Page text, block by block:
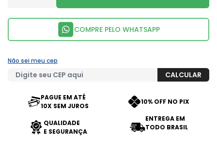
COMPRE PELO WHATSAPP
Não sei meu cep
PAGUE EM ATÉ
10X SEM JUROS
10% OFF NO PIX
QUALIDADE
E SEGURANÇA
ENTREGA EM
TODO BRASIL